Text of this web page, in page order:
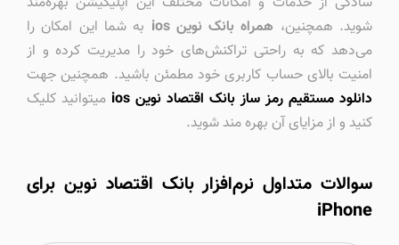
شوید. همچنین، همراه بانک نوین ios
به شما این امکان را
می‌دهد که به راحتی تراکنش‌های خود را مدیریت کرده و از
امنیت بالای حساب کاربری خود مطمئن باشید. همچنین جهت
دانلود مستقیم رمز ساز بانک اقتصاد نوین ios
میتوانید کلیک
کنید و از مزایای آن بهره مند شوید.
سوالات متداول نرم‌افزار بانک اقتصاد نوین برای
iPhone